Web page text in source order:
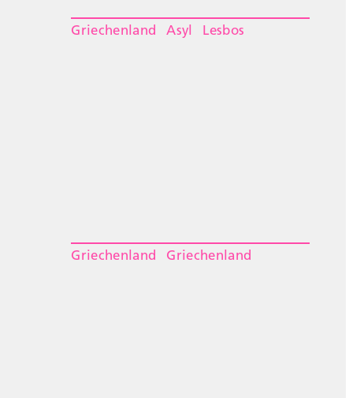
Griechenland Asyl Lesbos
Griechenland Griechenland